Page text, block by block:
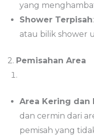
yang
Shower Terpisah
atau bilik shower
2. Pemisahan Area
Area Kering dan
dan cermin dari
pemisah yang